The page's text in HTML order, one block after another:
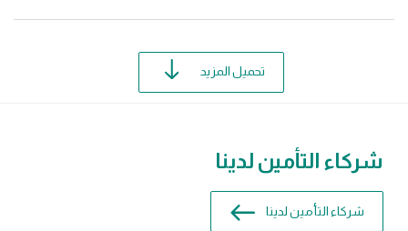
تحميل المزيد
شركاء التأمين لدينا
شركاء التأمين لدينا